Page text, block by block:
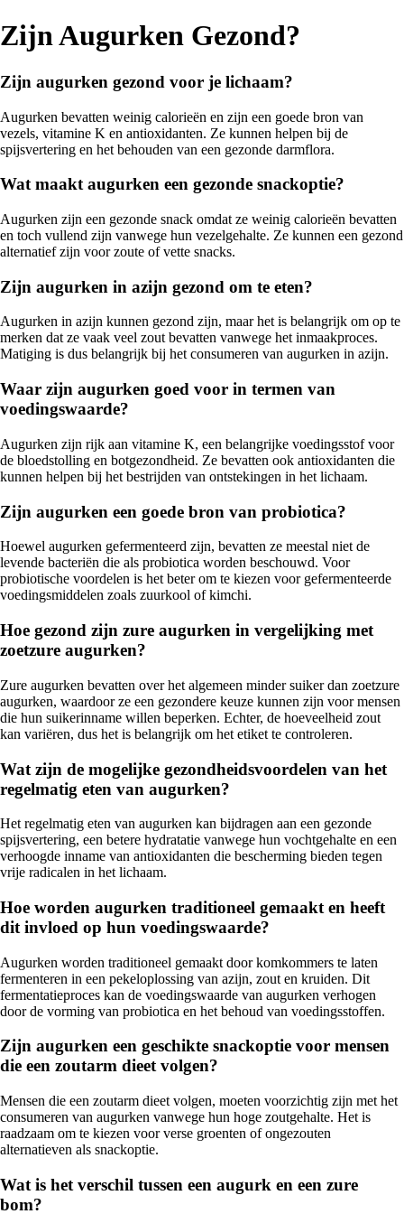
Zijn Augurken Gezond?
Zijn augurken gezond voor je lichaam?
Augurken bevatten weinig calorieën en zijn een goede bron van
vezels, vitamine K en antioxidanten. Ze kunnen helpen bij de
spijsvertering en het behouden van een gezonde darmflora.
Wat maakt augurken een gezonde snackoptie?
Augurken zijn een gezonde snack omdat ze weinig calorieën bevatten
en toch vullend zijn vanwege hun vezelgehalte. Ze kunnen een gezond
alternatief zijn voor zoute of vette snacks.
Zijn augurken in azijn gezond om te eten?
Augurken in azijn kunnen gezond zijn, maar het is belangrijk om op te
merken dat ze vaak veel zout bevatten vanwege het inmaakproces.
Matiging is dus belangrijk bij het consumeren van augurken in azijn.
Waar zijn augurken goed voor in termen van
voedingswaarde?
Augurken zijn rijk aan vitamine K, een belangrijke voedingsstof voor
de bloedstolling en botgezondheid. Ze bevatten ook antioxidanten die
kunnen helpen bij het bestrijden van ontstekingen in het lichaam.
Zijn augurken een goede bron van probiotica?
Hoewel augurken gefermenteerd zijn, bevatten ze meestal niet de
levende bacteriën die als probiotica worden beschouwd. Voor
probiotische voordelen is het beter om te kiezen voor gefermenteerde
voedingsmiddelen zoals zuurkool of kimchi.
Hoe gezond zijn zure augurken in vergelijking met
zoetzure augurken?
Zure augurken bevatten over het algemeen minder suiker dan zoetzure
augurken, waardoor ze een gezondere keuze kunnen zijn voor mensen
die hun suikerinname willen beperken. Echter, de hoeveelheid zout
kan variëren, dus het is belangrijk om het etiket te controleren.
Wat zijn de mogelijke gezondheidsvoordelen van het
regelmatig eten van augurken?
Het regelmatig eten van augurken kan bijdragen aan een gezonde
spijsvertering, een betere hydratatie vanwege hun vochtgehalte en een
verhoogde inname van antioxidanten die bescherming bieden tegen
vrije radicalen in het lichaam.
Hoe worden augurken traditioneel gemaakt en heeft
dit invloed op hun voedingswaarde?
Augurken worden traditioneel gemaakt door komkommers te laten
fermenteren in een pekeloplossing van azijn, zout en kruiden. Dit
fermentatieproces kan de voedingswaarde van augurken verhogen
door de vorming van probiotica en het behoud van voedingsstoffen.
Zijn augurken een geschikte snackoptie voor mensen
die een zoutarm dieet volgen?
Mensen die een zoutarm dieet volgen, moeten voorzichtig zijn met het
consumeren van augurken vanwege hun hoge zoutgehalte. Het is
raadzaam om te kiezen voor verse groenten of ongezouten
alternatieven als snackoptie.
Wat is het verschil tussen een augurk en een zure
bom?